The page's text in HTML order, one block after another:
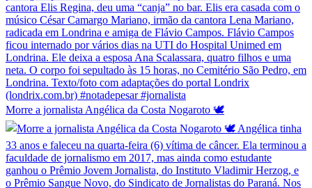
Morre a jornalista Angélica da Costa Nogaroto 🕊️